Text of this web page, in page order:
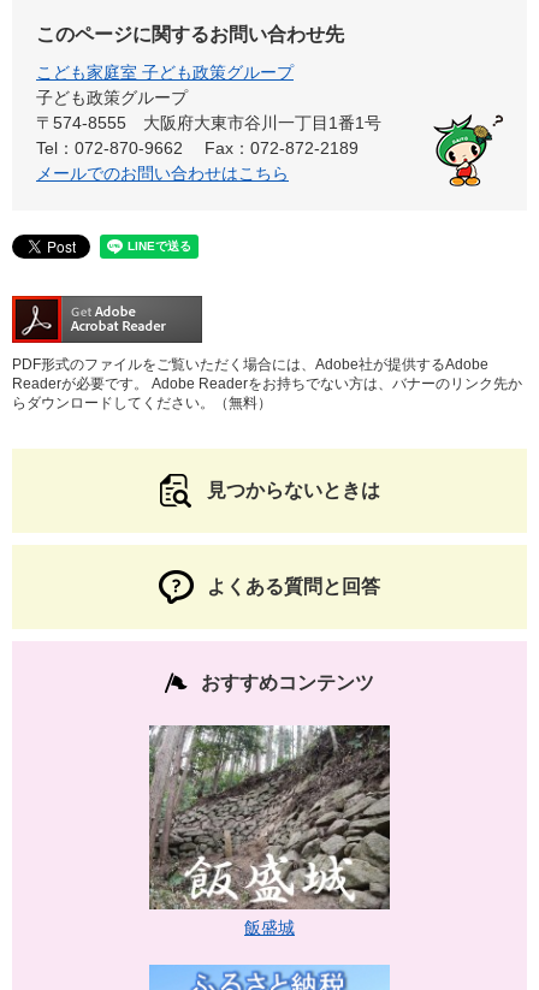
このページに関するお問い合わせ先
こども家庭室 子ども政策グループ
子ども政策グループ
〒574-8555
大阪府大東市谷川一丁目1番1号
Tel：072-870-9662
Fax：072-872-2189
メールでのお問い合わせはこちら
PDF形式のファイルをご覧いただく場合には、Adobe社が提供するAdobe
Readerが必要です。
Adobe Readerをお持ちでない方は、バナーのリンク先か
らダウンロードしてください。（無料）
見つからないときは
よくある質問と回答
おすすめコンテンツ
飯盛城